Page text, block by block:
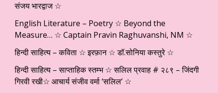
संजय भारद्वाज ☆
English Literature – Poetry ☆ Beyond the
Measure… ☆ Captain Pravin Raghuvanshi, NM ☆
हिन्दी साहित्य – कविता ☆ इरफ़ान ☆ डॉ.सोनिया कस्तुरे ☆
हिन्दी साहित्य – साप्ताहिक स्तम्भ ☆ सलिल प्रवाह # २८९ – जिंदगी
गिरवी रखी☆ आचार्य संजीव वर्मा ‘सलिल’ ☆